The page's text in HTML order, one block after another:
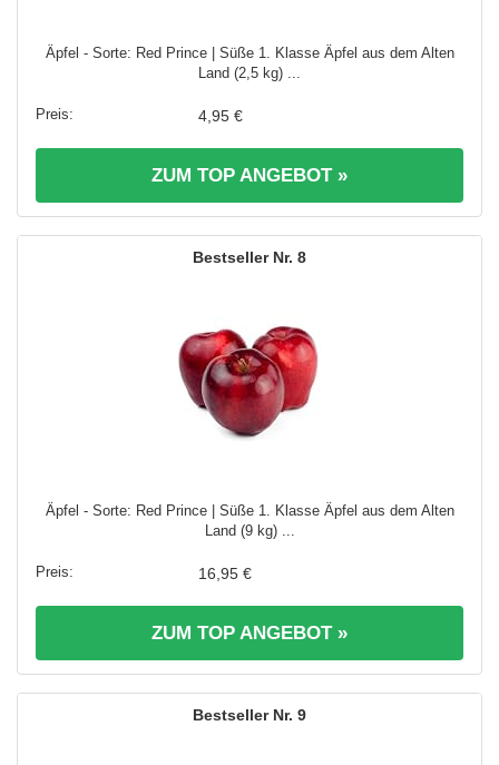
Äpfel - Sorte: Red Prince | Süße 1. Klasse Äpfel aus dem Alten
Land (2,5 kg) ...
4,95 €
ZUM TOP ANGEBOT »
8
Äpfel - Sorte: Red Prince | Süße 1. Klasse Äpfel aus dem Alten
Land (9 kg) ...
16,95 €
ZUM TOP ANGEBOT »
9